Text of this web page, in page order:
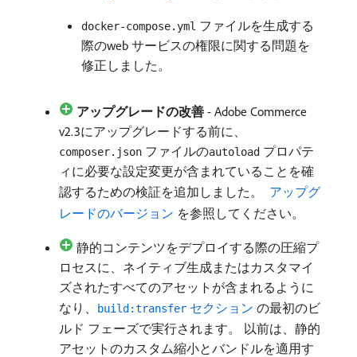
docker-compose.yml ファイルを生成する
際のweb サービスの権限に関する問題を
修正しました。
アップグレードの改善 - Adobe Commerce
v2.3にアップグレードする前に、
composer.json ファイルのautoload プロパテ
ィに必要な設定変更が含まれていることを確
認するための検証を追加しました。
​ アップグ
レードのバージョン ​ を参照してください。
静的コンテンツをデプロイする際の圧縮プ
ロセスに、ネイティブ生成またはカスタマイ
ズされたすべてのアセットが含まれるように
なり、
build:transfer セクション ​ の最初のビ
ルド フェーズで実行されます。 以前は、静的
アセットのカスタム縮小とバンドルを適用す